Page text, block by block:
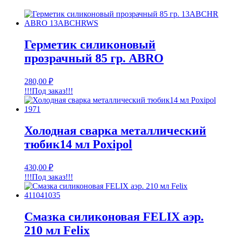
Герметик силиконовый
прозрачный 85 гр. ABRO
280,00 ₽
!!!Под заказ!!!
Холодная сварка металлический
тюбик14 мл Poxipol
430,00 ₽
!!!Под заказ!!!
Смазка силиконовая FELIX аэр.
210 мл Felix